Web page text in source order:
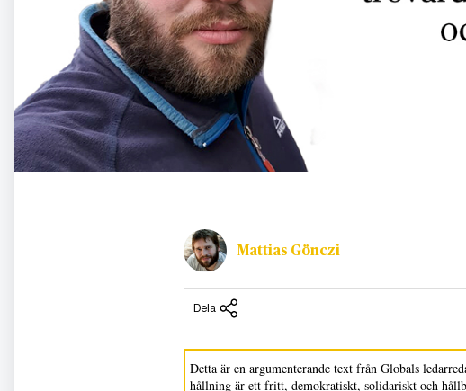
Mattias Gönczi
Dela
Detta är en argumenterande text från Globals
hållning är ett fritt, demokratiskt, solidariskt och